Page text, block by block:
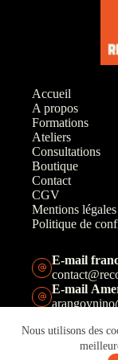
Nous utilisons des
Accueil
A propos
Formations
Ateliers
Consultations
Boutique
Contact
CGV
Mentions légales
Politique de
E-mail
E-mail
+33(0)6 67
Téléphone